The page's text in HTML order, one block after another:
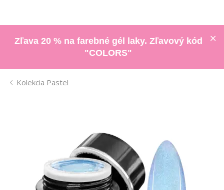
Zľava 20 % na farebné gél laky. Zľavový kód
"COLORS"
Kolekcia Pastel